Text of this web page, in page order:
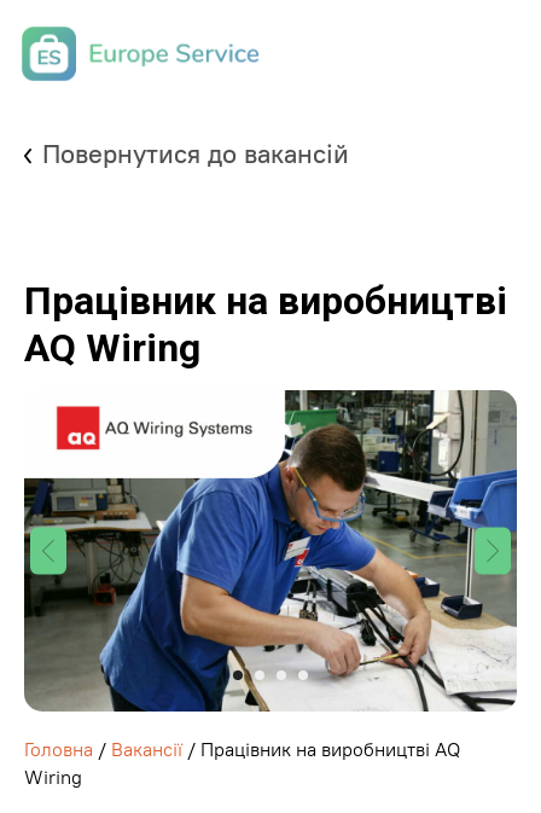
Повернутися до вакансій
Працівник на виробництві
AQ Wiring
Головна / Вакансії/ Працівник на виробництві AQ
Wiring